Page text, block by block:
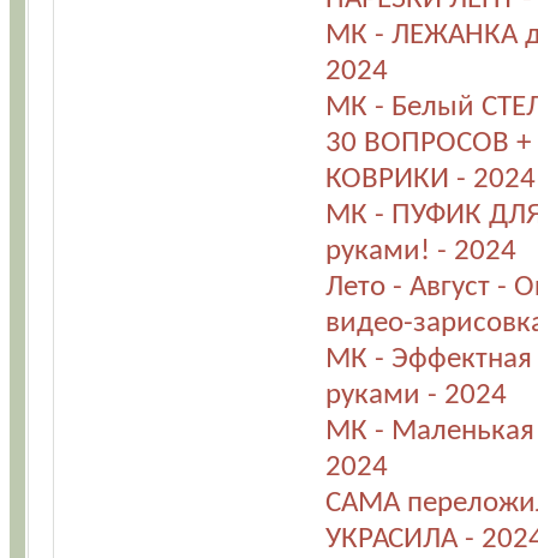
МК - ЛЕЖАНКА
2024
МК - Белый
30 ВОПРОСОВ
КОВРИКИ - 2024
МК - ПУФИК ДЛЯ
руками! - 2024
Лето - Август -
видео-
МК - Эффектная
руками - 2024
МК -
2024
САМА
УКРАСИЛА -